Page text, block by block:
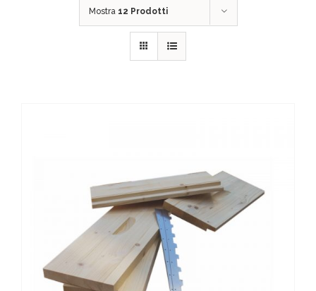
Mostra 12 Prodotti